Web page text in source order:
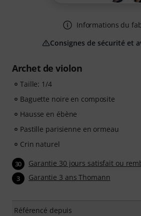
Archet de violon
Taille: 1/4
Baguette noire en composite
Hausse en ébène
Pastille parisienne en ormeau
Crin naturel
30 Garantie 30 jours satisfait ou
3 Garantie 3 ans Thomann
Référencé depuis
Informations du
Consignes de sécurité et